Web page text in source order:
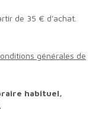
de 35 € d'achat.
générales de